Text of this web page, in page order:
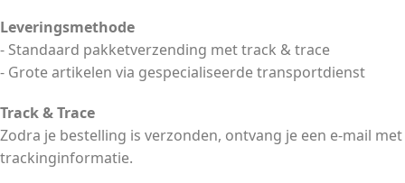
Leveringsmethode
- Standaard pakketverzending met track & trace
- Grote artikelen via gespecialiseerde transportdienst
Track & Trace
Zodra je bestelling is verzonden, ontvang je een e-mail met
trackinginformatie.